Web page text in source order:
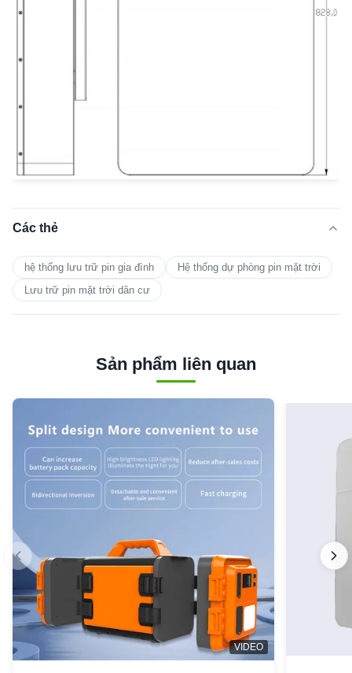
Các thẻ
hệ thống lưu trữ pin gia đình
Hệ thống dự phòng pin mặt trời
Lưu trữ pin mặt trời dân cư
Sản phẩm liên quan
VIDEO